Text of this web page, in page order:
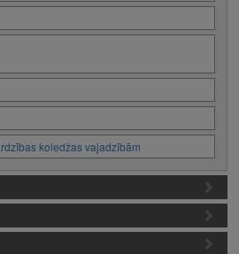
koledžas vajadzībām